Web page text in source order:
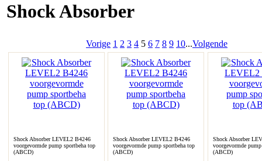
Shock Absorber
Vorige 1 2 3 4 5 6 7 8 9 10...Volgende
Shock Absorber LEVEL2 B4246
voorgevormde pump sportbeha top
(ABCD)
Shock Absorber LEVEL2 B4246
voorgevormde pump sportbeha top
(ABCD)
Shock Absorber
voorgevormde
(ABCD)